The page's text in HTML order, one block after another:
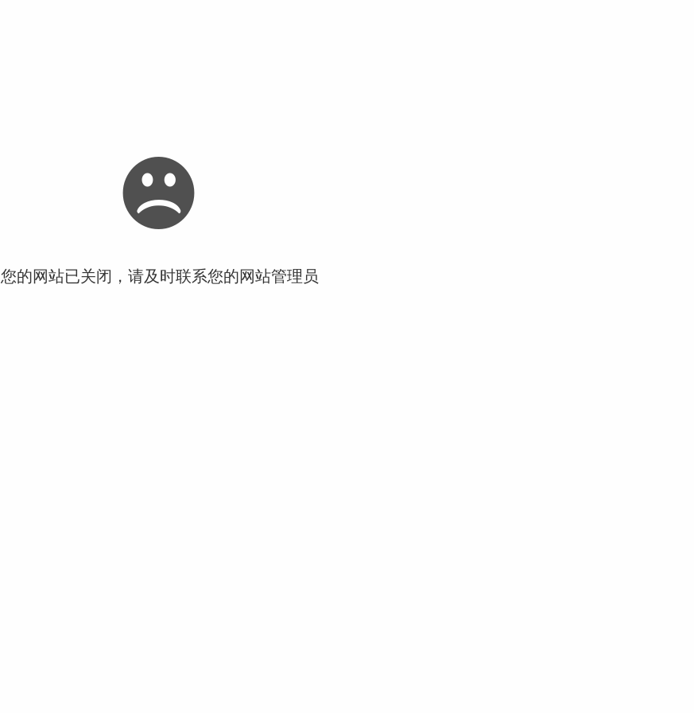
您的网站已关闭，请及时联系您的网站管理员